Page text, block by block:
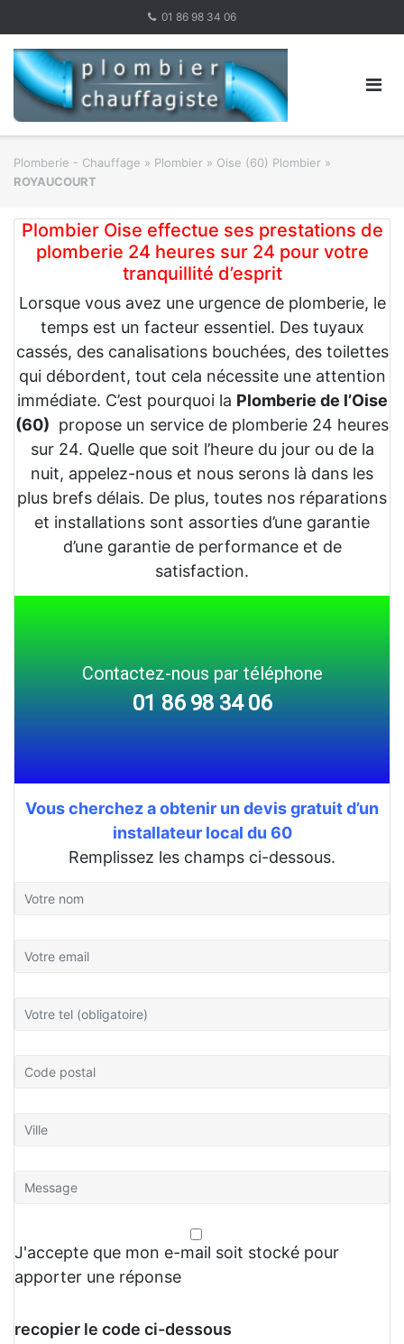
content
01 86 98 34 06
Plomberie - Chauffage » Plombier » Oise (60) Plombier »
ROYAUCOURT
Plombier Oise effectue ses prestations de
plomberie 24 heures sur 24 pour votre
tranquillité d’esprit
Lorsque vous avez une urgence de plomberie, le
temps est un facteur essentiel. Des tuyaux
cassés, des canalisations bouchées, des toilettes
qui débordent, tout cela nécessite une attention
immédiate. C’est pourquoi la Plomberie de l’Oise
(60) propose un service de plomberie 24 heures
sur 24. Quelle que soit l’heure du jour ou de la
nuit, appelez-nous et nous serons là dans les
plus brefs délais. De plus, toutes nos réparations
et installations sont assorties d’une garantie
d’une garantie de performance et de
satisfaction.
Contactez-nous par téléphone
01 86 98 34 06
Vous cherchez a obtenir un devis gratuit d’un
installateur local du 60
Remplissez les champs ci-dessous.
J'accepte que mon e-mail soit stocké pour
apporter une réponse
recopier le code ci-dessous